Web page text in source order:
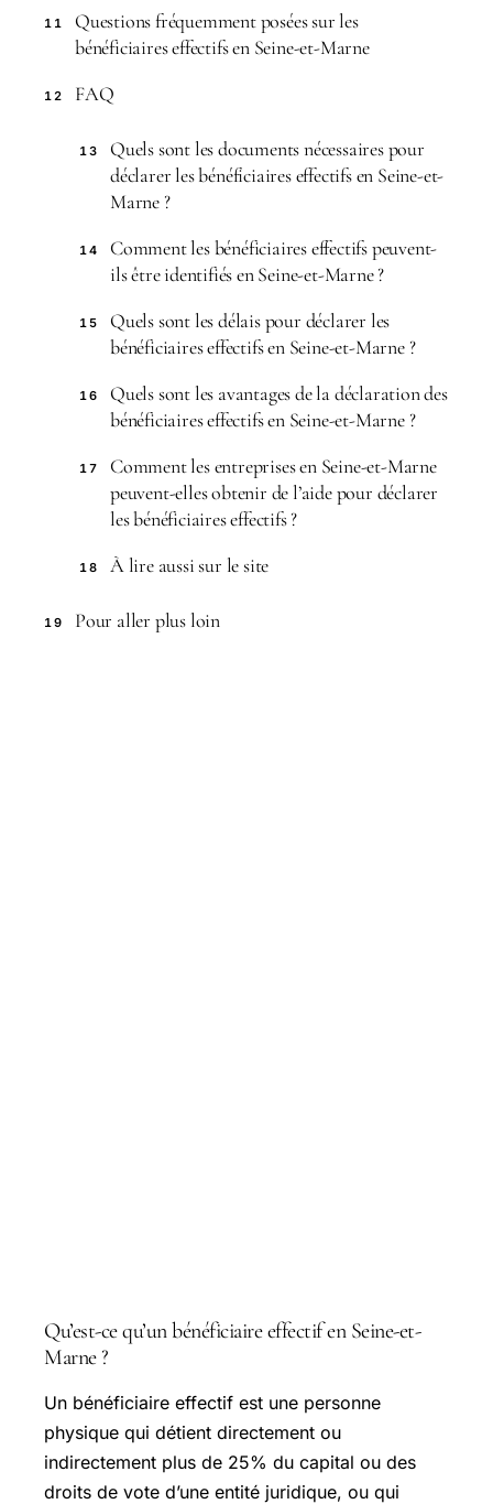
11
Questions fréquemment posées sur les
bénéficiaires effectifs en Seine-et-Marne
12 FAQ
13
Quels sont les documents nécessaires pour
déclarer les bénéficiaires effectifs en Seine-et-
Marne ?
14
Comment les bénéficiaires effectifs peuvent-
ils être identifiés en Seine-et-Marne ?
15
Quels sont les délais pour déclarer les
bénéficiaires effectifs en Seine-et-Marne ?
16
Quels sont les avantages de la déclaration des
bénéficiaires effectifs en Seine-et-Marne ?
17
Comment les entreprises en Seine-et-Marne
peuvent-elles obtenir de l’aide pour déclarer
les bénéficiaires effectifs ?
18 À lire aussi sur le site
19 Pour aller plus loin
Qu’est-ce qu’un bénéficiaire effectif en Seine-et-
Marne ?
Un bénéficiaire effectif est une personne
physique qui détient directement ou
indirectement plus de 25% du capital ou des
droits de vote d’une entité juridique, ou qui